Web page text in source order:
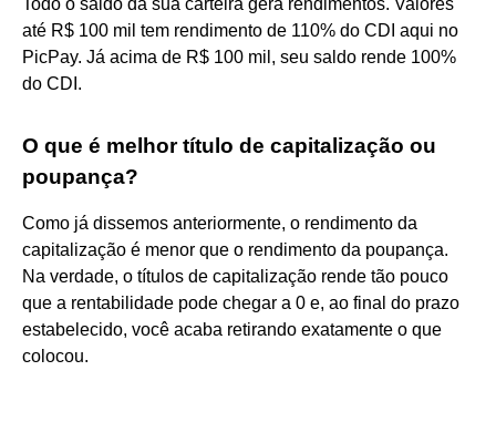
até R$ 100 mil tem rendimento de 110% do CDI aqui no
PicPay. Já acima de R$ 100 mil, seu saldo rende 100%
do CDI.
O que é melhor título de capitalização ou
poupança?
Como já dissemos anteriormente, o rendimento da
capitalização é menor que o rendimento da poupança.
Na verdade, o títulos de capitalização rende tão pouco
que a rentabilidade pode chegar a 0 e, ao final do prazo
estabelecido, você acaba retirando exatamente o que
colocou.